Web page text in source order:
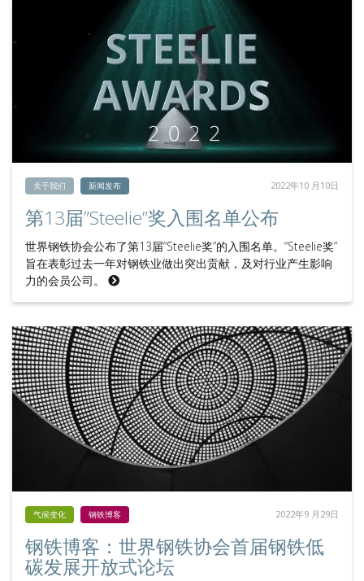
关于我们 新闻发布 2022年10 月10日
第13届”Steelie”奖入围名单公布
世界钢铁协会公布了第13届“Steelie奖”的入围名单。“Steelie奖”
旨在表彰过去一年对钢铁业做出突出贡献，及对行业产生影响
力的会员公司。
气候变化 钢铁博客 2022年9 月29日
钢铁博客：世界钢铁协会首届钢铁低
碳发展开放式论坛